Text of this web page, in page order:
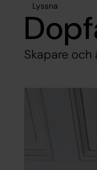
Lyssna
Skapare och